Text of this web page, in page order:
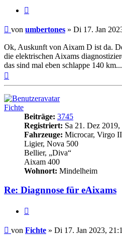
Beitrag
von umbertones » Di 17. Jan
Ok, Auskunft von Aixam D ist da.
die elektrischen Aixams
das sind mal eben schlappe 140 km...
Fichte
Beiträge: 3745
Registriert: Sa 21. Dez 2019,
Fahrzeuge: Microcar, Virgo
Ligier, Nova 500
Bellier, „Diva“
Aixam 400
Wohnort: Mindelheim
Re: Diagnnose für eAixams
Beitrag
von Fichte » Di 17. Jan 2023,